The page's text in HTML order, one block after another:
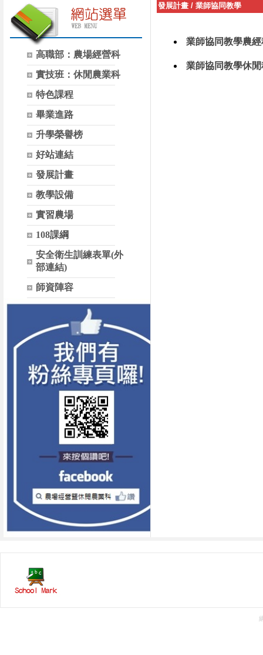
高職部：農場經營科
實技班：休閒農業科
特色課程
畢業進路
升學榮譽榜
好站連結
發展計畫
教學設備
實習農場
108課綱
安全衛生訓練表單(外
部連結)
師資陣容
發展計畫 / 業師協同教學
業師協同教學農經
業師協同教學休閒